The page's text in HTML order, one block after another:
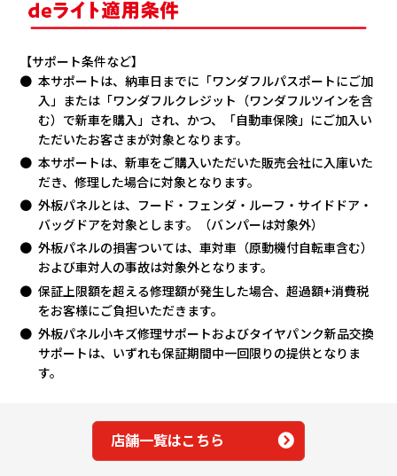
【サポート条件など】
本サポートは、納車日までに「ワンダフルパスポートにご加
入」または「ワンダフルクレジット（ワンダフルツインを含
む）で新車を購入」され、かつ、「自動車保険」にご加入い
ただいたお客さまが対象となります。
本サポートは、新車をご購入いただいた販売会社に入庫いた
だき、修理した場合に対象となります。
外板パネルとは、フード・フェンダ・ルーフ・サイドドア・
バッグドアを対象とします。（バンパーは対象外）
外板パネルの損害ついては、車対車（原動機付自転車含む）
および車対人の事故は対象外となります。
保証上限額を超える修理額が発生した場合、超過額+消費税
をお客様にご負担いただきます。
外板パネル小キズ修理サポートおよびタイヤパンク新品交換
サポートは、いずれも保証期間中一回限りの提供となりま
す。
店舗一覧はこちら